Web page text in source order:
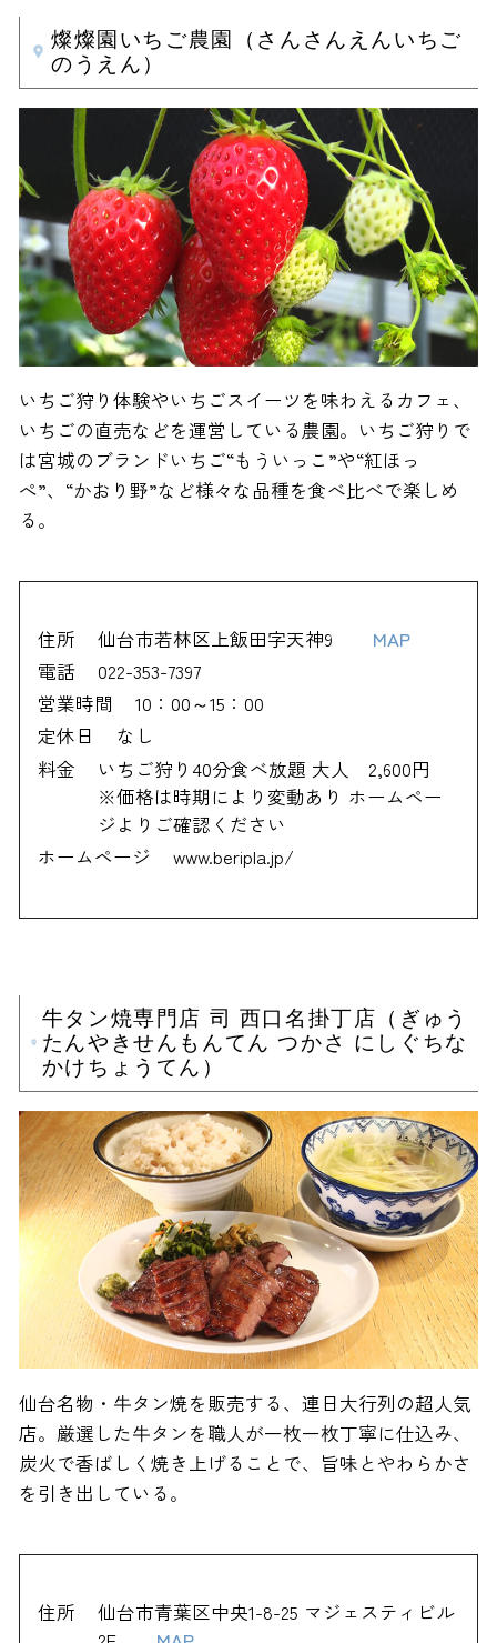
燦燦園いちご農園（さんさんえんいちご
のうえん）
いちご狩り体験やいちごスイーツを味わえるカフェ、
いちごの直売などを運営している農園。いちご狩りで
は宮城のブランドいちご“もういっこ”や“紅ほっ
ぺ”、“かおり野”など様々な品種を食べ比べで楽しめ
る。
住所 仙台市若林区上飯田字天神9
MAP
電話
022-353-7397
営業時間
10：00～15：00
定休日
なし
料金
いちご狩り40分食べ放題 大人 2,600円
※価格は時期により変動あり ホームペー
ジよりご確認ください
ホームページ
www.beripla.jp/
牛タン焼専門店 司 西口名掛丁店（ぎゅう
たんやきせんもんてん つかさ にしぐちな
かけちょうてん）
仙台名物・牛タン焼を販売する、連日大行列の超人気
店。厳選した牛タンを職人が一枚一枚丁寧に仕込み、
炭火で香ばしく焼き上げることで、旨味とやわらかさ
を引き出している。
住所
仙台市青葉区中央1-8-25 マジェスティビル